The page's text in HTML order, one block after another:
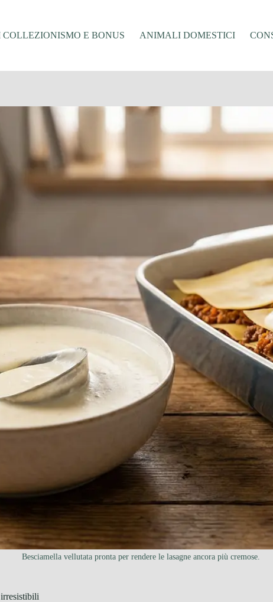
COLLEZIONISMO E BONUS ANIMALI DOMESTICI
Besciamella vellutata pronta per rendere le lasagne ancora più cremose.
irresistibili